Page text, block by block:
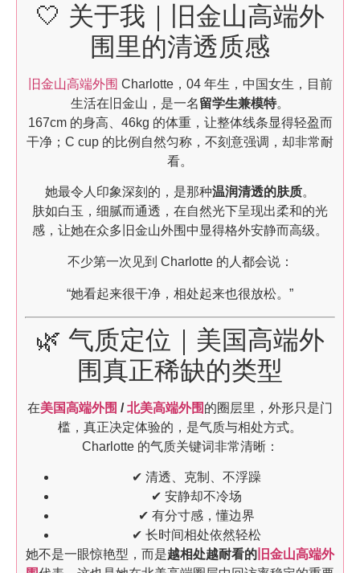
🤍 关于我｜旧金山高端外
围里的清透质感
旧金山高端外围 Charlotte，04 年生，中国女生，目前
生活在旧金山，是一名留学生兼模特。
167cm 的身高、46kg 的体重，让整体线条显得轻盈而
干净；C cup 的比例自然匀称，不刻意强调，却非常耐
看。
她最令人印象深刻的，是那种温润清透的肤质。
肤如白玉，细腻而通透，在自然光下呈现出柔和的光
感，让她在众多旧金山外围中显得格外安静而高级。
不少第一次见到 Charlotte 的人都会说：
“她看起来很干净，相处起来也很放松。”
🌿 气质定位｜美国高端外
围真正稀缺的类型
在美国高端外围 /北美高端外围 的圈层里，外形只是门
槛，真正决定体验的，是气质与相处方式。
Charlotte 的气质关键词非常清晰：
✔ 清透、克制、不浮躁
✔ 安静却不冷场
✔ 有分寸感，懂边界
✔ 长时间相处依然轻松
她不是一眼惊艳型，而是越相处越耐看的 旧金山高端外